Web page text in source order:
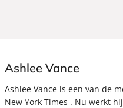
Ashlee Vance
Ashlee Vance is een van de
New York Times . Nu werkt